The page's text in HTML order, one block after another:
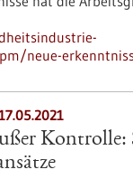
neue-
Kontrolle: